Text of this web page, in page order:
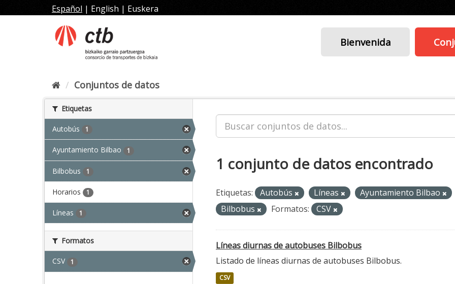
al
Español | English | Euskera
Bienvenida
Conjuntos de datos
Etiquetas
Autobús 1
Ayuntamiento Bilbao 1
Bilbobus 1
Horarios 1
Líneas 1
Formatos
CSV 1
1 conjunto de datos encontrado
Etiquetas: Autobús Líneas
Ayuntamiento Bilbao
Bilbobus
Formatos: CSV
Líneas diurnas de autobuses Bilbobus
Listado de líneas diurnas de autobuses Bilbobus.
CSV